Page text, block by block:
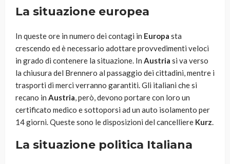
La situazione europea
In queste ore in numero dei contagi in Europa sta
crescendo ed è necessario adottare provvedimenti veloci
in grado di contenere la situazione. In Austria si va verso
la chiusura del Brennero al passaggio dei cittadini, mentre i
trasporti di merci verranno garantiti. Gli italiani che si
recano in Austria, però, devono portare con loro un
certificato medico e sottoporsi ad un auto isolamento per
14 giorni. Queste sono le disposizioni del cancelliere Kurz.
La situazione politica Italiana